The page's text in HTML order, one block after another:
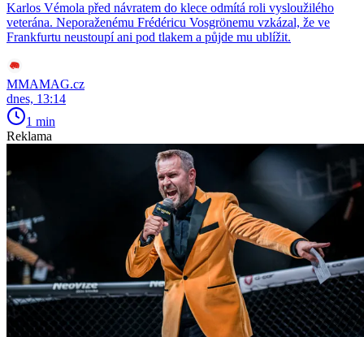
Karlos Vémola před návratem do klece odmítá roli vysloužilého
veterána. Neporaženému Frédéricu Vosgrönemu vzkázal, že ve
Frankfurtu neustoupí ani pod tlakem a půjde mu ublížit.
MMAMAG.cz
dnes, 13:14
1 min
Reklama